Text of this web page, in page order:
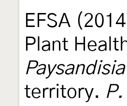
EFSA
Plant
territory.